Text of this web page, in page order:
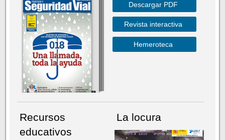
Descargar PDF
Revista interactiva
Hemeroteca
Recursos
educativos
La locura